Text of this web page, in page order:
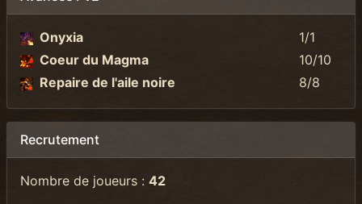
Onyxia
1/1
Coeur du Magma
10/10
Repaire de l'aile noire
8/8
Recrutement
Nombre de joueurs : 42